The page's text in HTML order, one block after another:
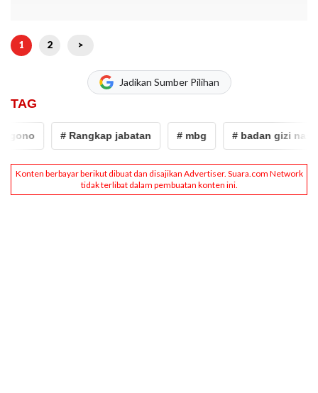
1 2 >
Jadikan Sumber Pilihan
TAG
# Rangkap jabatan # mbg # badan gizi nasional